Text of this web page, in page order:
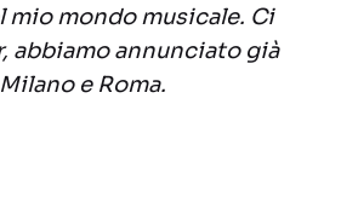
mio mondo musicale. Ci
abbiamo annunciato già
e Roma.